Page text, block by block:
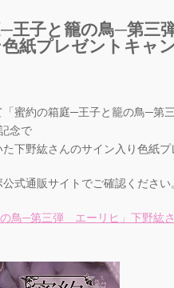
王子と籠の鳥─第三
紙プレゼントキャ
「蜜約の箱庭─王子と籠の鳥─
念で
下野紘さんのサイン入り色紙プ
式通販サイトでご確認ください
の鳥─第三弾 エーリヒ」下野紘